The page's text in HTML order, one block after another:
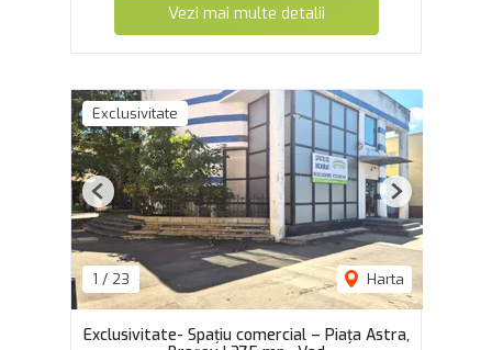
Vezi mai multe detalii
Exclusivitate
1 / 23 Harta
Previous Next
Exclusivitate- Spațiu comercial – Piața Astra,